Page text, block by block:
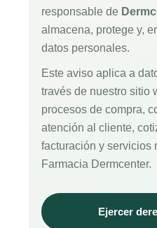
responsable de
almacena, protege y,
datos personales.
Este aviso aplica a
través de nuestro sitio
procesos de compra,
atención al cliente,
facturación y servicios
Farmacia Dermcenter.
Ejercer